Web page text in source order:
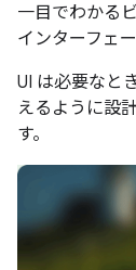
一目でわかる
インターフェ
UI は必要なと
えるように設
す。